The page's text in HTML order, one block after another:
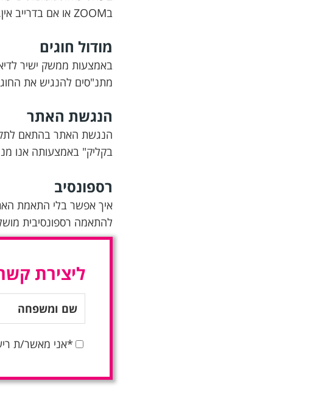
בZOOM או אם בדרייב אין.... אינטרדיל נותנת לכם מענה על ה-כ-ל!
מודול חוגים
באמצעות ממשק ישיר
מתנ"סים להנגיש את
הנגשת האתר
בקליק" באמצעותה אנו
רספונסיב
איך אפשר בלי התאמת האתר
להתאמה רספונסיבית
ליצירת
*אני מאשר/ת